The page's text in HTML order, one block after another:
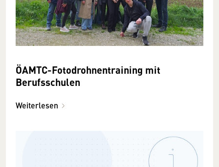
ÖAMTC-Fotodrohnentraining mit
Berufsschulen
Weiterlesen